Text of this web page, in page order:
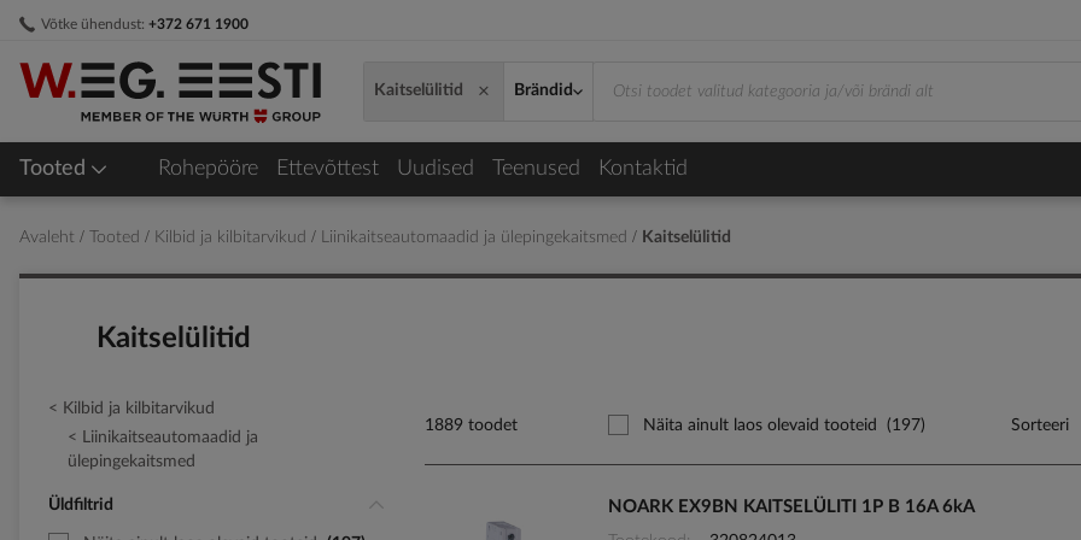
Võtke ühendust: +372 671 1900
Skip
Content
Kaitselülitid
× Brändid
Tooted Rohepööre Ettevõttest Uudised Teenused Kontaktid
Avaleht Tooted Kilbid ja kilbitarvikud Liinikaitseautomaadid ja ülepingekaitsmed Kaitselülitid
Kaitselülitid
1889 toodet Näita ainult laos olevaid tooteid (197) Sorteeri
NOARK EX9BN KAITSELÜLITI 1P B 16A 6kA
Kilbid ja kilbitarvikud
Liinikaitseautomaadid ja
ülepingekaitsmed
Üldfiltrid